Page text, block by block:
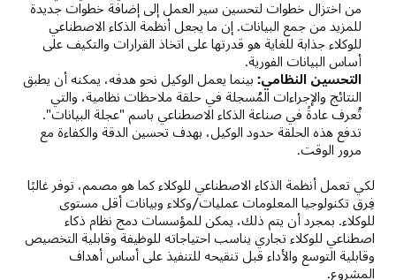
من اختزال خطوات لتحسين سير العمل إلى إضافة خطوات جديدة
للمزيد من جمع البيانات. إن ما يجعل أنظمة الذكاء الاصطناعي
للوكلاء جذابة للغاية هو قدرتها على اتخاذ القرارات والتكيف على
أساس البيانات الفورية.
التحسين النظامي:بينما يعمل الوكيل نحو هدفه، يمكنه أن يطبق
النتائج والإجراءات المُسجلة في حلقة ملاحظات نظامية، والتي
تُعرف عادةً في صناعة الذكاء الاصطناعي باسم "عجلة البيانات".
تدفع هذه الحلقة حدود الوكيل، بهدف تحسين الدقة والكفاءة مع
مرور الوقت.
لكي تعمل أنظمة الذكاء الاصطناعي للوكلاء كما هو مصمم، توفر غالبًا
فِرق تكنولوجيا المعلومات عمليات/وكلاء وبيانات أقل مستوى
للوكلاء. بمجرد أن يتم ذلك، يمكن للمؤسسات دمج نظام ذكاء
اصطناعي للوكلاء تجاري يناسب احتياجاته للوظيفة وقابلية التخصيص
وقابلية التوسع والأداء قبل تنقيحه للتنفيذ على أساس أهداف
المشروع.